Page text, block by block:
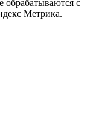
обрабатываются с
Метрика.